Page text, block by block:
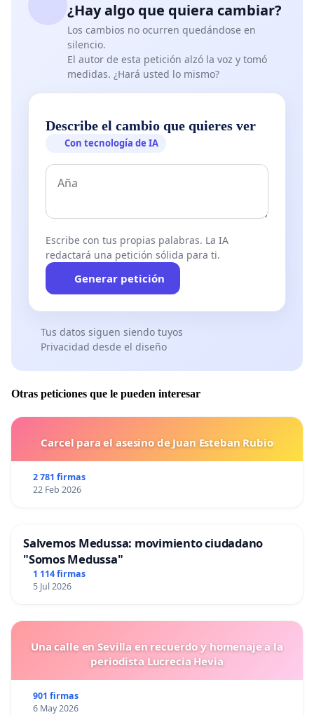
¿Hay algo que quiera cambiar?
Los cambios no ocurren quedándose en
silencio.
El autor de esta petición alzó la voz y tomó
medidas. ¿Hará usted lo mismo?
Describe el cambio que quieres ver
Con tecnología de IA
Escribe con tus propias palabras. La IA
redactará una petición sólida para ti.
Generar petición
Tus datos siguen siendo tuyos
Privacidad desde el diseño
Otras peticiones que le pueden interesar
Carcel para el asesino de Juan Esteban Rubio
2 781 firmas
22 Feb 2026
Salvemos Medussa: movimiento ciudadano
"Somos Medussa"
1 114 firmas
5 Jul 2026
Una calle en Sevilla en recuerdo y homenaje a la
periodista Lucrecia Hevia
901 firmas
6 May 2026